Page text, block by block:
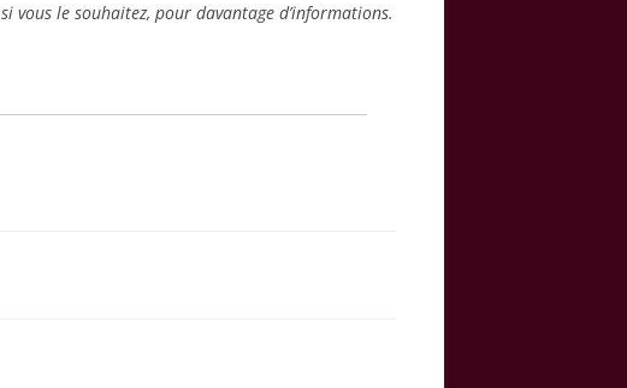
si vous le souhaitez, pour davantage d’informations.